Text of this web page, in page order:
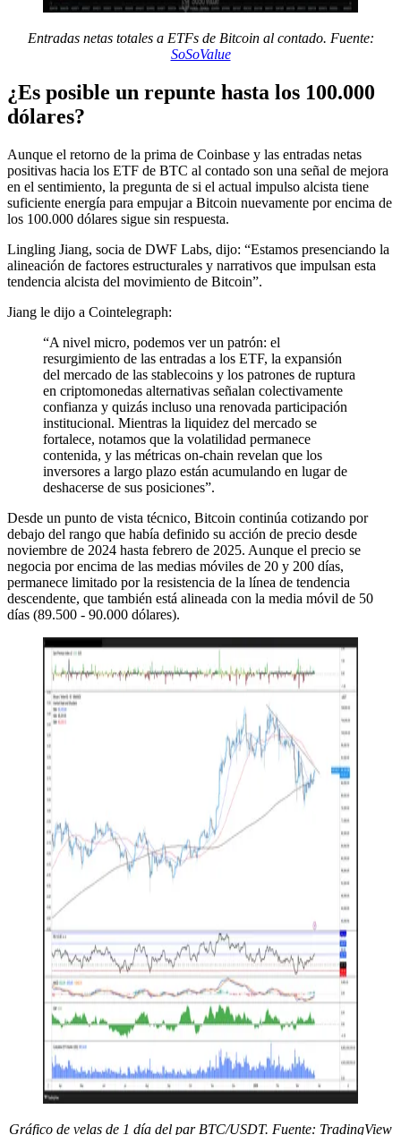
Entradas netas totales a ETFs de Bitcoin al contado. Fuente:
SoSoValue
¿Es posible un repunte hasta los 100.000
dólares?
Aunque el retorno de la prima de Coinbase y las entradas netas
positivas hacia los ETF de BTC al contado son una señal de mejora
en el sentimiento, la pregunta de si el actual impulso alcista tiene
suficiente energía para empujar a Bitcoin nuevamente por encima de
los 100.000 dólares sigue sin respuesta.
Lingling Jiang, socia de DWF Labs, dijo: “Estamos presenciando la
alineación de factores estructurales y narrativos que impulsan esta
tendencia alcista del movimiento de Bitcoin”.
Jiang le dijo a Cointelegraph:
“A nivel micro, podemos ver un patrón: el
resurgimiento de las entradas a los ETF, la expansión
del mercado de las stablecoins y los patrones de ruptura
en criptomonedas alternativas señalan colectivamente
confianza y quizás incluso una renovada participación
institucional. Mientras la liquidez del mercado se
fortalece, notamos que la volatilidad permanece
contenida, y las métricas on-chain revelan que los
inversores a largo plazo están acumulando en lugar de
deshacerse de sus posiciones”.
Desde un punto de vista técnico, Bitcoin continúa cotizando por
debajo del rango que había definido su acción de precio desde
noviembre de 2024 hasta febrero de 2025. Aunque el precio se
negocia por encima de las medias móviles de 20 y 200 días,
permanece limitado por la resistencia de la línea de tendencia
descendente, que también está alineada con la media móvil de 50
días (89.500 - 90.000 dólares).
Gráfico de velas de 1 día del par BTC/USDT. Fuente: TradingView